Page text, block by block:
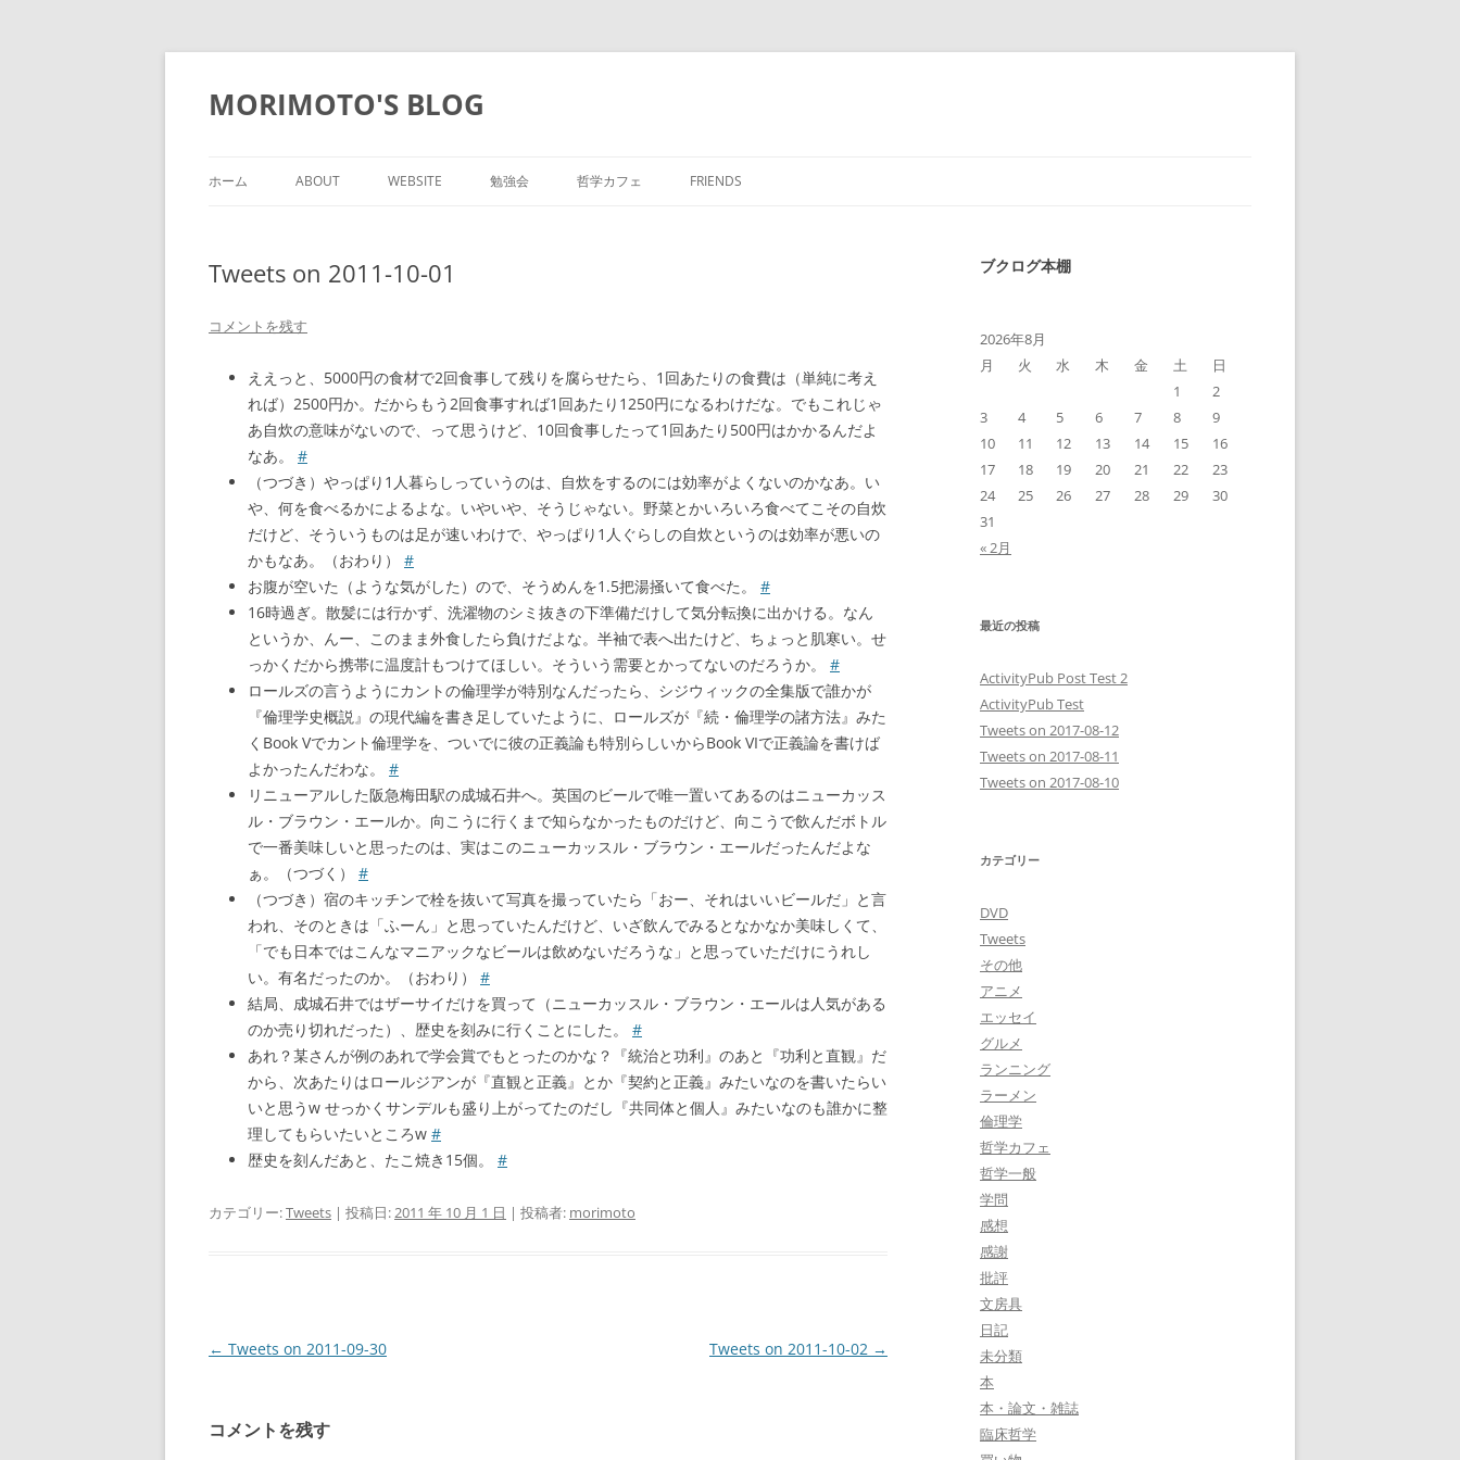
コ
ン
ツ
ッ
MORIMOTO'S BLOG
ホーム ABOUT WEBSITE 勉強会 哲学カフェ FRIENDS
Tweets on 2011-10-01
コメントを残す
ええっと、5000円の食材で2回食事して残りを腐らせたら、1回あたりの食費は（単純に考え
れば）2500円か。だからもう2回食事すれば1回あたり1250円になるわけだな。でもこれじゃ
あ自炊の意味がないので、って思うけど、10回食事したって1回あたり500円はかかるんだよ
なあ。 #
（つづき）やっぱり1人暮らしっていうのは、自炊をするのには効率がよくないのかなあ。い
や、何を食べるかによるよな。いやいや、そうじゃない。野菜とかいろいろ食べてこその自炊
だけど、そういうものは足が速いわけで、やっぱり1人ぐらしの自炊というのは効率が悪いの
かもなあ。（おわり） #
お腹が空いた（ような気がした）ので、そうめんを1.5把湯掻いて食べた。 #
16時過ぎ。散髪には行かず、洗濯物のシミ抜きの下準備だけして気分転換に出かける。なん
というか、んー、このまま外食したら負けだよな。半袖で表へ出たけど、ちょっと肌寒い。せ
っかくだから携帯に温度計もつけてほしい。そういう需要とかってないのだろうか。 #
ロールズの言うようにカントの倫理学が特別なんだったら、シジウィックの全集版で誰かが
『倫理学史概説』の現代編を書き足していたように、ロールズが『続・倫理学の諸方法』みた
くBook Vでカント倫理学を、ついでに彼の正義論も特別らしいからBook VIで正義論を書けば
よかったんだわな。 #
リニューアルした阪急梅田駅の成城石井へ。英国のビールで唯一置いてあるのはニューカッス
ル・ブラウン・エールか。向こうに行くまで知らなかったものだけど、向こうで飲んだボトル
で一番美味しいと思ったのは、実はこのニューカッスル・ブラウン・エールだったんだよな
ぁ。（つづく） #
（つづき）宿のキッチンで栓を抜いて写真を撮っていたら「おー、それはいいビールだ」と言
われ、そのときは「ふーん」と思っていたんだけど、いざ飲んでみるとなかなか美味しくて、
「でも日本ではこんなマニアックなビールは飲めないだろうな」と思っていただけにうれし
い。有名だったのか。（おわり） #
結局、成城石井ではザーサイだけを買って（ニューカッスル・ブラウン・エールは人気がある
のか売り切れだった）、歴史を刻みに行くことにした。 #
あれ？某さんが例のあれで学会賞でもとったのかな？『統治と功利』のあと『功利と直観』だ
から、次あたりはロールジアンが『直観と正義』とか『契約と正義』みたいなのを書いたらい
いと思うw せっかくサンデルも盛り上がってたのだし『共同体と個人』みたいなのも誰かに整
理してもらいたいところw #
歴史を刻んだあと、たこ焼き15個。 #
カテゴリー:Tweets | 投稿日:2011 年 10 月 1 日 | 投稿者: morimoto
投
ビ
← Tweets on 2011-09-30 Tweets on 2011-10-02 →
コメントを残す
ブクログ本棚
2026年8月
月
火 水 木 金 土
日
1
2
3
4 5 6 7 8
9
10
11 12 13 14 15
16
17
18 19 20 21 22
23
24
25 26 27 28 29
30
31
« 2月
最近の投稿
ActivityPub Post Test 2
ActivityPub Test
Tweets on 2017-08-12
Tweets on 2017-08-11
Tweets on 2017-08-10
カテゴリー
DVD
Tweets
その他
アニメ
エッセイ
グルメ
ランニング
ラーメン
倫理学
哲学カフェ
哲学一般
学問
感想
感謝
批評
文房具
日記
未分類
本
本・論文・雑誌
臨床哲学